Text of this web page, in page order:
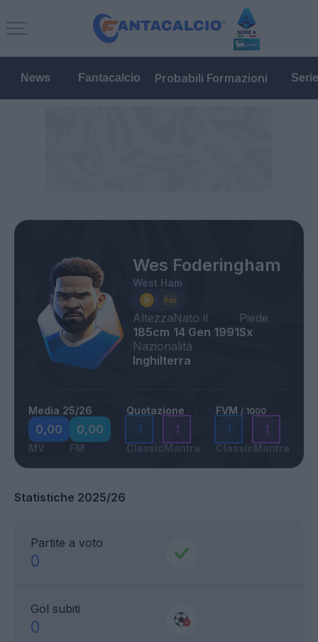
News Fantacalcio Probabili Formazioni
Wes Foderingham
West Ham
Altezza
185cm
Nato il
14 Gen 1991
Piede
Sx
Nazionalità
Inghilterra
Media 25/26
0,00
MV
0,00
FM
Quotazione
1
Classic
1
Mantra
FVM / 1000
1
Classic
1
Mantra
Statistiche 2025/26
Partite a voto
0
Gol subiti
0